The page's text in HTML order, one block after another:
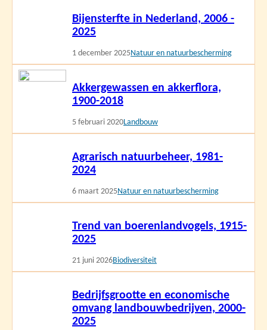
Bijensterfte in Nederland, 2006 -
2025
1 december 2025Natuur en natuurbescherming
Akkergewassen en akkerflora,
1900-2018
5 februari 2020Landbouw
Lees
Agrarisch natuurbeheer, 1981-
2024
6 maart 2025Natuur en natuurbescherming
Trend van boerenlandvogels, 1915-
2025
21 juni 2026Biodiversiteit
Bedrijfsgrootte en economische
omvang landbouwbedrijven, 2000-
2025